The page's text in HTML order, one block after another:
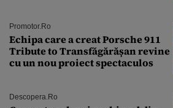
Promotor.ro
Echipa care a creat Porsche 911
Tribute to Transfăgărășan revine
cu un nou proiect spectaculos
Descopera.ro